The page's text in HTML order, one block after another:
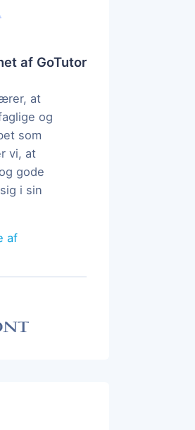
af GoTutor
at
og
som
vi, at
gode
i sin
af